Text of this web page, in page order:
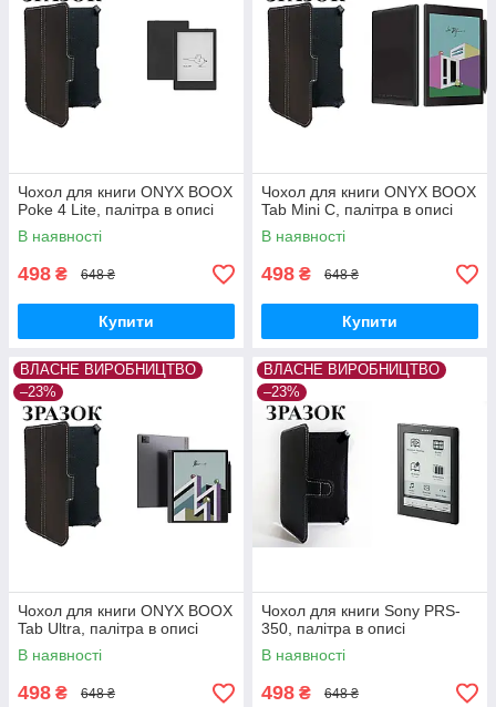
Чохол для книги ONYX BOOX
Poke 4 Lite, палітра в описі
В наявності
498 ₴ 648 ₴
Купити
Чохол для книги ONYX BOOX
Tab Mini C, палітра в описі
В наявності
498 ₴ 648 ₴
Купити
ВЛАСНЕ ВИРОБНИЦТВО
–23%
Чохол для книги ONYX BOOX
Tab Ultra, палітра в описі
В наявності
498 ₴ 648 ₴
ВЛАСНЕ ВИРОБНИЦТВО
–23%
Чохол для книги Sony PRS-
350, палітра в описі
В наявності
498 ₴ 648 ₴